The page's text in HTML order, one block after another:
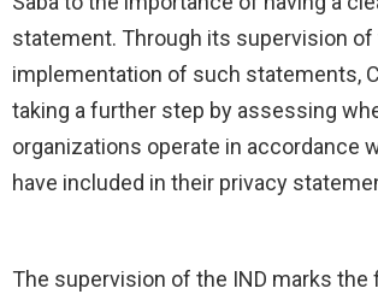
statement. Through its supervision of
implementation of such statements,
taking a further step by assessing
organizations operate in accordance
have included in their privacy
The supervision of the IND marks the